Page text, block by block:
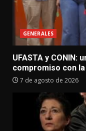
GENERALES
UFASTA y CONIN:
compromiso con
7 de agosto de 2026